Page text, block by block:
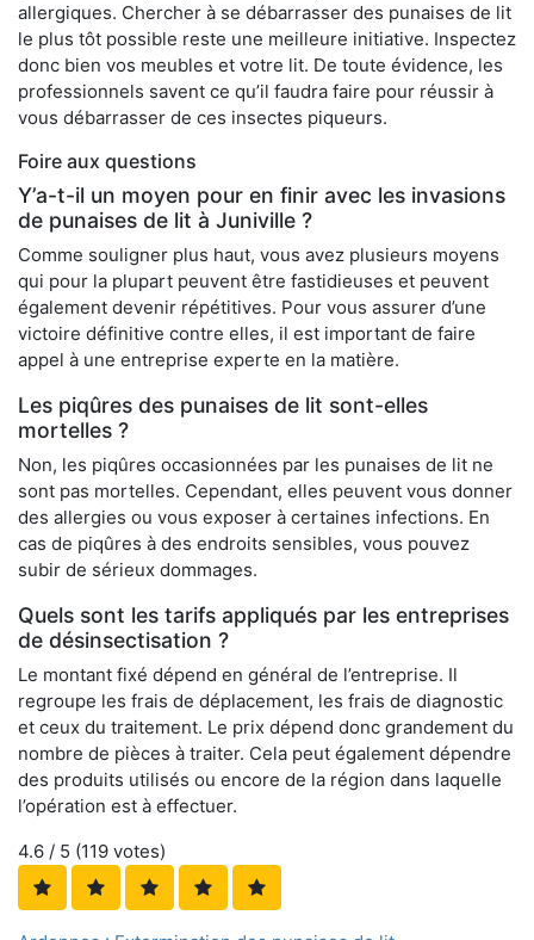
allergiques. Chercher à se débarrasser des punaises de lit
le plus tôt possible reste une meilleure initiative. Inspectez
donc bien vos meubles et votre lit. De toute évidence, les
professionnels savent ce qu’il faudra faire pour réussir à
vous débarrasser de ces insectes piqueurs.
Foire aux questions
Y’a-t-il un moyen pour en finir avec les invasions
de punaises de lit à Juniville ?
Comme souligner plus haut, vous avez plusieurs moyens
qui pour la plupart peuvent être fastidieuses et peuvent
également devenir répétitives. Pour vous assurer d’une
victoire définitive contre elles, il est important de faire
appel à une entreprise experte en la matière.
Les piqûres des punaises de lit sont-elles
mortelles ?
Non, les piqûres occasionnées par les punaises de lit ne
sont pas mortelles. Cependant, elles peuvent vous donner
des allergies ou vous exposer à certaines infections. En
cas de piqûres à des endroits sensibles, vous pouvez
subir de sérieux dommages.
Quels sont les tarifs appliqués par les entreprises
de désinsectisation ?
Le montant fixé dépend en général de l’entreprise. Il
regroupe les frais de déplacement, les frais de diagnostic
et ceux du traitement. Le prix dépend donc grandement du
nombre de pièces à traiter. Cela peut également dépendre
des produits utilisés ou encore de la région dans laquelle
l’opération est à effectuer.
4.6 / 5 (119 votes)